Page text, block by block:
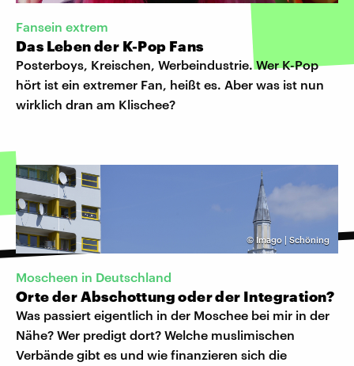
Fansein extrem
Das Leben der K-Pop Fans
Posterboys, Kreischen, Werbeindustrie. Wer K-Pop
hört ist ein extremer Fan, heißt es. Aber was ist nun
wirklich dran am Klischee?
© Imago | Schöning
Moscheen in Deutschland
Orte der Abschottung oder der Integration?
Was passiert eigentlich in der Moschee bei mir in der
Nähe? Wer predigt dort? Welche muslimischen
Verbände gibt es und wie finanzieren sich die